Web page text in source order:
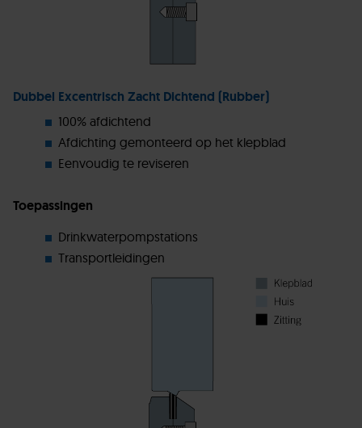
Dubbel Excentrisch Zacht Dichtend (Rubber)
100% afdichtend
Afdichting gemonteerd op het klepblad
Eenvoudig te reviseren
Toepassingen
Drinkwaterpompstations
Transportleidingen